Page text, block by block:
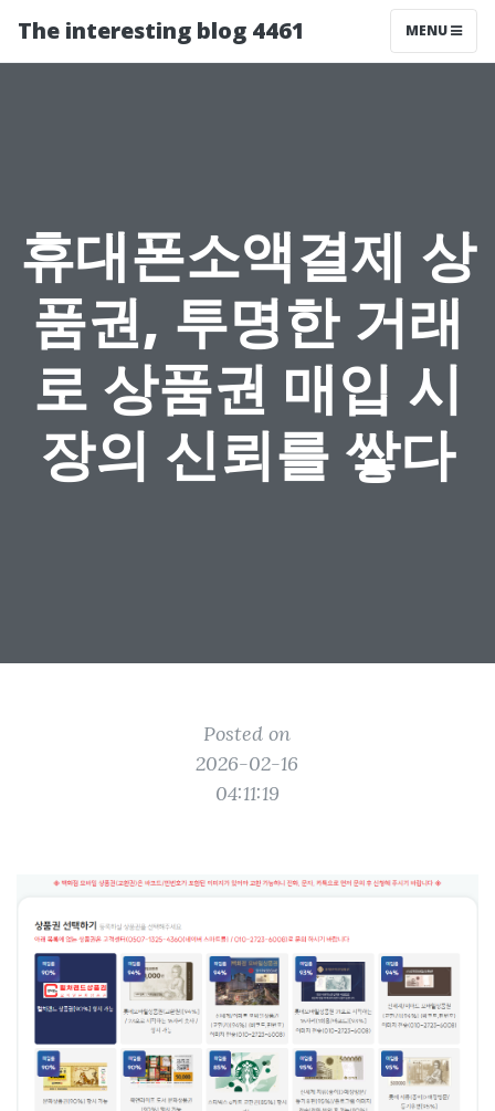
The interesting blog 4461 MENU
휴대폰소액결제 상
품권, 투명한 거래
로 상품권 매입 시
장의 신뢰를 쌓다
Posted on
2026-02-16
04:11:19